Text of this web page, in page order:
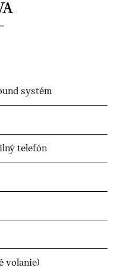
systém
telefón
volanie)